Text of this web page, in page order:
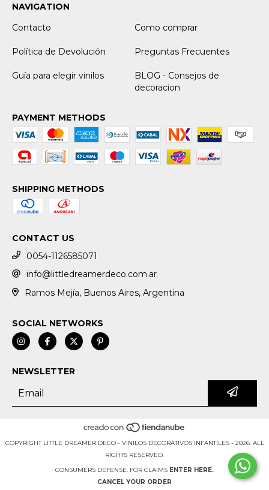
NAVIGATION
Contacto
Como comprar
Política de Devolución Preguntas Frecuentes
Guía para elegir vinilos
BLOG - Consejos de
decoracion
PAYMENT METHODS
SHIPPING METHODS
CONTACT US
0054-1126585071
info@littledreamerdeco.com.ar
Ramos Mejía, Buenos Aires, Argentina
SOCIAL NETWORKS
NEWSLETTER
COPYRIGHT LITTLE DREAMER DECO - VINILOS DECORATIVOS INFANTILES - 2026. ALL
RIGHTS RESERVED.
CONSUMERS DEFENSE. FOR CLAIMS ENTER HERE.
CANCEL YOUR ORDER